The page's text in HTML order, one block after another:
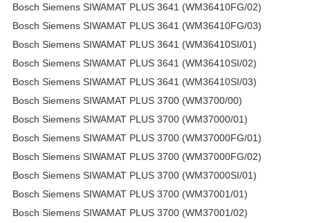
Bosch Siemens SIWAMAT PLUS 3641 (WM36410FG/02)
Bosch Siemens SIWAMAT PLUS 3641 (WM36410FG/03)
Bosch Siemens SIWAMAT PLUS 3641 (WM36410SI/01)
Bosch Siemens SIWAMAT PLUS 3641 (WM36410SI/02)
Bosch Siemens SIWAMAT PLUS 3641 (WM36410SI/03)
Bosch Siemens SIWAMAT PLUS 3700 (WM3700/00)
Bosch Siemens SIWAMAT PLUS 3700 (WM37000/01)
Bosch Siemens SIWAMAT PLUS 3700 (WM37000FG/01)
Bosch Siemens SIWAMAT PLUS 3700 (WM37000FG/02)
Bosch Siemens SIWAMAT PLUS 3700 (WM37000SI/01)
Bosch Siemens SIWAMAT PLUS 3700 (WM37001/01)
Bosch Siemens SIWAMAT PLUS 3700 (WM37001/02)